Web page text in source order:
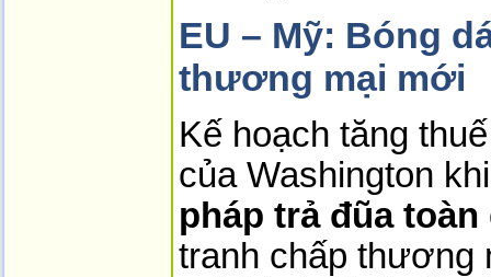
EU – Mỹ: Bóng
thương mại mới
Kế hoạch tăng
của Washington
pháp trả đũa toàn
tranh chấp thương